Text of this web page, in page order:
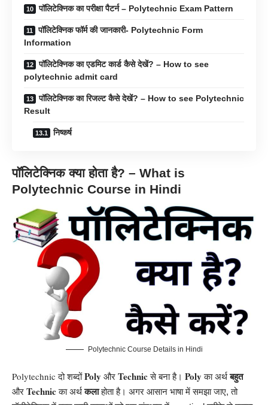
पॉलिटेक्निक का परीक्षा पैटर्न – Polytechnic Exam Pattern
पॉलिटेक्निक फॉर्म की जानकारी- Polytechnic Form
Information
पॉलिटेक्निक का एडमिट कार्ड कैसे देखें? – How to see
polytechnic admit card
पॉलिटेक्निक का रिजल्ट कैसे देखें? – How to see Polytechnic
Result
निष्कर्ष
पॉलिटेक्निकक्या होता है? – What is
Polytechnic Course in Hindi
Polytechnic Course Details in Hindi
Polytechnicदो शब्दोंPoly और Technic से बना है। Poly का अर्थबहुत
और Technic का अर्थकलाहोता है। अगर आसान भाषा में समझा जाए, तो